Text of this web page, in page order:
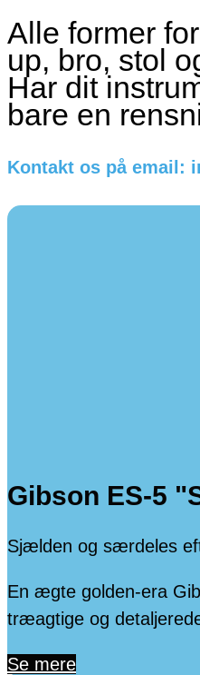
Alle former
up, bro, stol
Har dit
bare en
Kontakt os på email:
Gibson ES-5
Sjælden og særdeles
En ægte golden-era
træagtige og
Se mere